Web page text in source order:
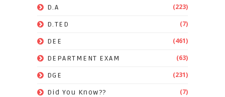
D.A (223)
D.TED (7)
DEE (461)
DEPARTMENT EXAM (63)
DGE (231)
Did You Know?? (7)